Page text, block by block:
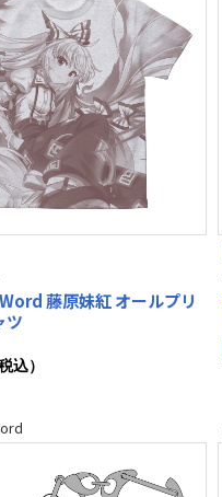
藤原妹紅 オールプリ
ツ
込）